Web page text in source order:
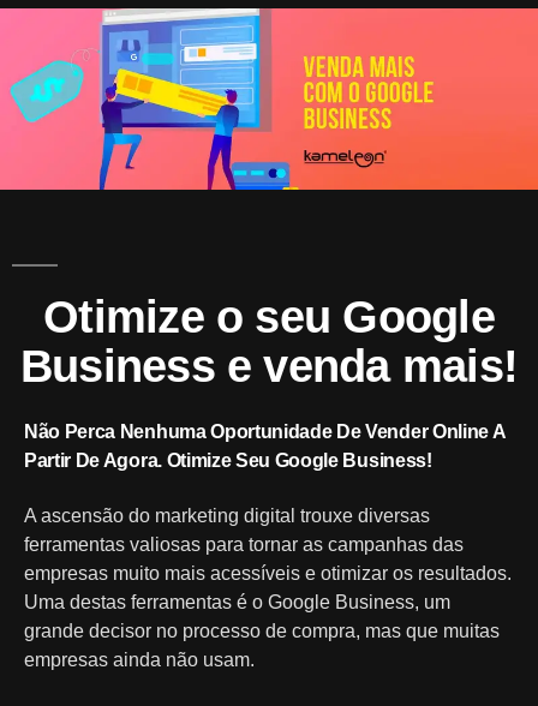
Otimize o seu Google
Business e venda mais!
Não Perca Nenhuma Oportunidade De Vender Online A
Partir De Agora. Otimize Seu Google Business!
A ascensão do marketing digital trouxe diversas
ferramentas valiosas para tornar as campanhas das
empresas muito mais acessíveis e otimizar os resultados.
Uma destas ferramentas é o Google Business, um
grande decisor no processo de compra, mas que muitas
empresas ainda não usam.